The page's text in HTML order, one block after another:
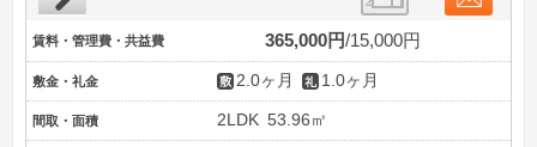
賃料・管理費・共益費 365,000円 15,000円
敷金・礼金 2.0ヶ月 1.0ヶ月
間取・面積 2LDK 53.96㎡